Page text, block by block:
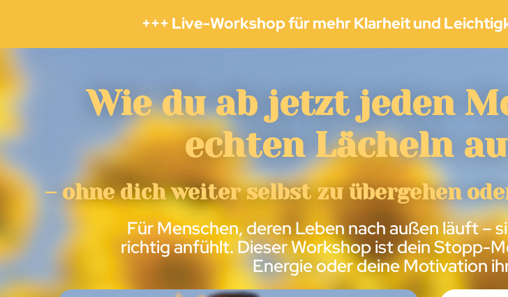
+++ Live-Workshop für mehr Klarheit und
Wie du ab jetzt jeden
echten Lächeln
– ohne dich weiter selbst zu übergehen
Für Menschen, deren Leben nach außen läuft –
richtig anfühlt. Dieser Workshop ist dein Stopp-
Energie oder deine Motivation